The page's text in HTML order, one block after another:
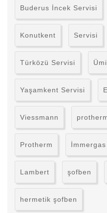
Buderus İncek Servisi
Konutkent Servisi
Türközü Servisi
Yaşamkent Servisi
Viessmann
Protherm İmmergas
Lambert şofben
hermetik şofben